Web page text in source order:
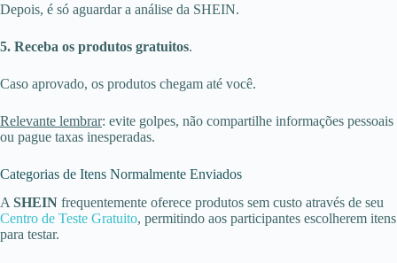
Depois, é só aguardar a análise da SHEIN.
5. Receba os produtos gratuitos.
Caso aprovado, os produtos chegam até você.
Relevante lembrar: evite golpes, não compartilhe informações pessoais
ou pague taxas inesperadas.
Categorias de Itens Normalmente Enviados
A SHEIN frequentemente oferece produtos sem custo através de seu
Centro de Teste Gratuito, permitindo aos participantes escolherem itens
para testar.